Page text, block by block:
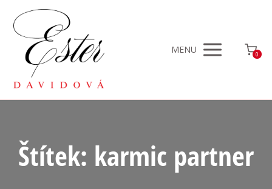
MENU 0
Štítek: karmic partner